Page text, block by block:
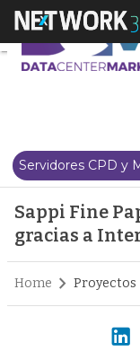
Servidores CPD y
Sappi Fine
gracias a
Home Proyectos